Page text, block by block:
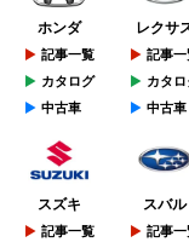
ホンダ
記事一覧
カタログ
中古車
レクサ
記事
カタ
中古車
スズキ
記事一覧
スバル
記事